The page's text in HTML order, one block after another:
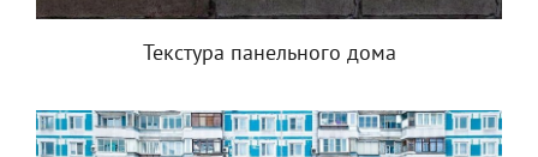
Текстура панельного дома